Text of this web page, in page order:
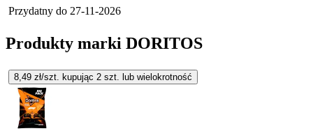
Przydatny do 27-11-2026
Produkty marki DORITOS
8,49 zł/szt. kupując 2 szt. lub wielokrotność